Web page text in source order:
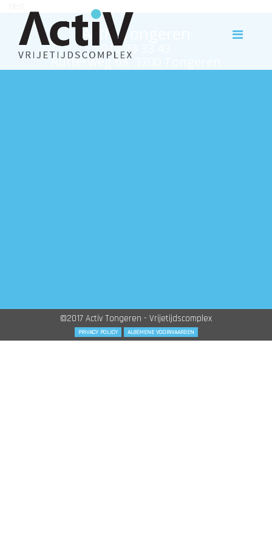
Activ Tongeren
012 23 33 43
Rutterweg 63, 3700 Tongeren
©2017 Activ Tongeren - Vrijetijdscomplex
PRIVACY POLICY ALGEMENE VOORWAARDEN